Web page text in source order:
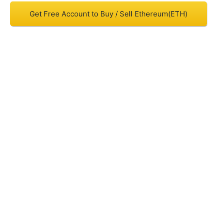
Get Free Account to Buy / Sell Ethereum(ETH)